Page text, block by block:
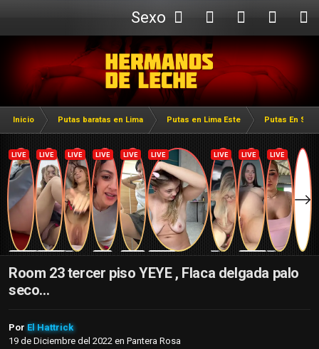
Sexo
Webcam
Inicio Putas baratas en Lima Putas en Lima Este Putas En
Room 23 tercer piso YEYE , Flaca delgada palo
seco...
Por El Hattrick
19 de Diciembre del 2022 en Pantera Rosa